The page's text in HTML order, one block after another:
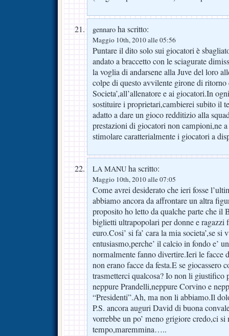
gennaro ha scritto:
Maggio 10th, 2010 alle 05:56
Puntare il dito solo sui giocatori è
andato a braccetto con le sciagurate
la voglia di andarsene alla Juve del loro
colpe di questo avvilente girone di
Societa’,all’allenatore e ai giocatori.In
sostituire i proprietari,cambierei subito il
adatto a dare un gioco redditizio alla
prestazioni di giocatori non campioni,ne
stimolare caratterialmente i giocatori a
LA MANU ha scritto:
Maggio 10th, 2010 alle 07:05
Come avrei desiderato che ieri fosse
abbiamo ancora da affrontare un altra
proposito ho letto da qualche parte che il
biglietti ultrapopolari per donne e ragazzi
euro.Cosi’ si fa’ cara la mia societa’,se si
entusiasmo,perche’ il calcio in fondo e’
normalmente fanno divertire.Ieri le facce
non erano facce da festa.E se giocassero
trasmetterci qualcosa? Io non li giustifico
neppure Prandelli,neppure Corvino e
“Presidenti”.Ah, ma non li abbiamo.Il
P.S. ancora auguri David di buona
vorrebbe un po’ meno grigiore credo,ci si
tempo,maremmina…..